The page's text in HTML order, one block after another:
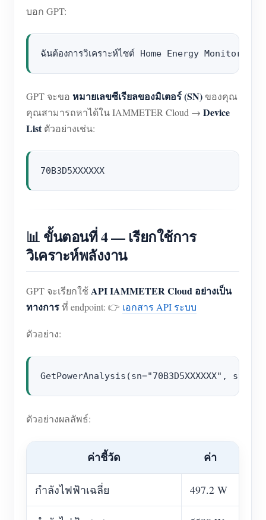
บอก GPT:
GPT จะขอ หมายเลขซีเรียลของมิเตอร์ (SN)ของคุณ
คุณสามารถหาได้ใน IAMMETER Cloud → Device
Listตัวอย่างเช่น:
📊 ขั้นตอนที่ 4 — เรียกใช้การ
วิเคราะห์พลังงาน
GPT จะเรียกใช้ API IAMMETER Cloud อย่างเป็น
ทางการที่ endpoint: 👉 เอกสาร API ระบบ
ตัวอย่าง:
ตัวอย่างผลลัพธ์:
ค่าชี้วัด ค่า
กำลังไฟฟ้าเฉลี่ย 497.2 W